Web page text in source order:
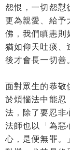
怨恨，一切怨懟
更為親愛、給予
佛，我們瞋恚則
猶如仰天吐痰、
後才會長一切善
面對眾生的恭敬
於煩惱法中能忍
法，除了要忍非
法師也以「為惡
心，是便無罪。